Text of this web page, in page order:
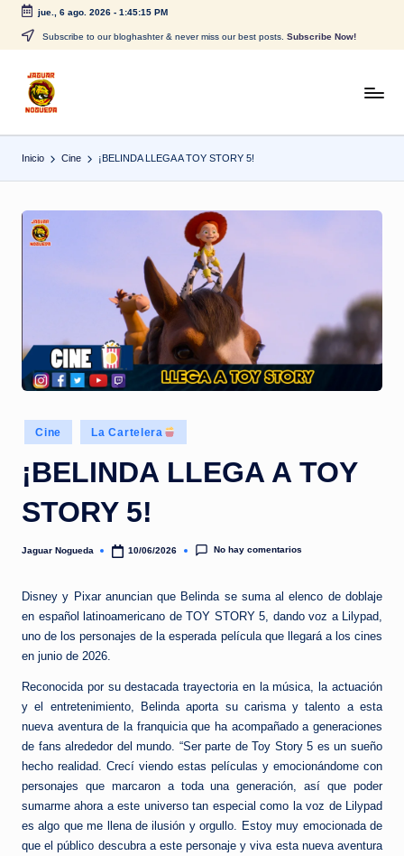
Saltar
contenido
jue., 6 ago. 2026- 1:45:15 PM
Subscribe to our bloghashter & never miss our best posts. Subscribe Now!
J
a
g
a
g
u
a
CONTENIDO
Inicio Cine ¡BELINDA LLEGA A TOY STORY 5!
Publicado
en
Cine La Cartelera
¡BELINDA LLEGA A TOY
STORY 5!
Publicado
Jaguar Nogueda 10/06/2026 No hay comentarios
Disney y Pixar anuncian que Belinda se suma al elenco de doblaje
en español latinoamericano de TOY STORY 5, dando voz a Lilypad,
uno de los personajes de la esperada película que llegará a los cines
en junio de 2026.
Reconocida por su destacada trayectoria en la música, la actuación
y el entretenimiento, Belinda aporta su carisma y talento a esta
nueva aventura de la franquicia que ha acompañado a generaciones
de fans alrededor del mundo. “Ser parte de Toy Story 5 es un sueño
hecho realidad. Crecí viendo estas películas y emocionándome con
personajes que marcaron a toda una generación, así que poder
sumarme ahora a este universo tan especial como la voz de Lilypad
es algo que me llena de ilusión y orgullo. Estoy muy emocionada de
que el público descubra a este personaje y viva esta nueva aventura